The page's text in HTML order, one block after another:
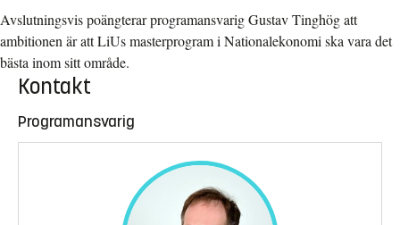
Avslutningsvis poängterar programansvarig Gustav Tinghög att
ambitionen är att LiUs masterprogram i Nationalekonomi ska vara det
bästa inom sitt område.
Kontakt
Programansvarig